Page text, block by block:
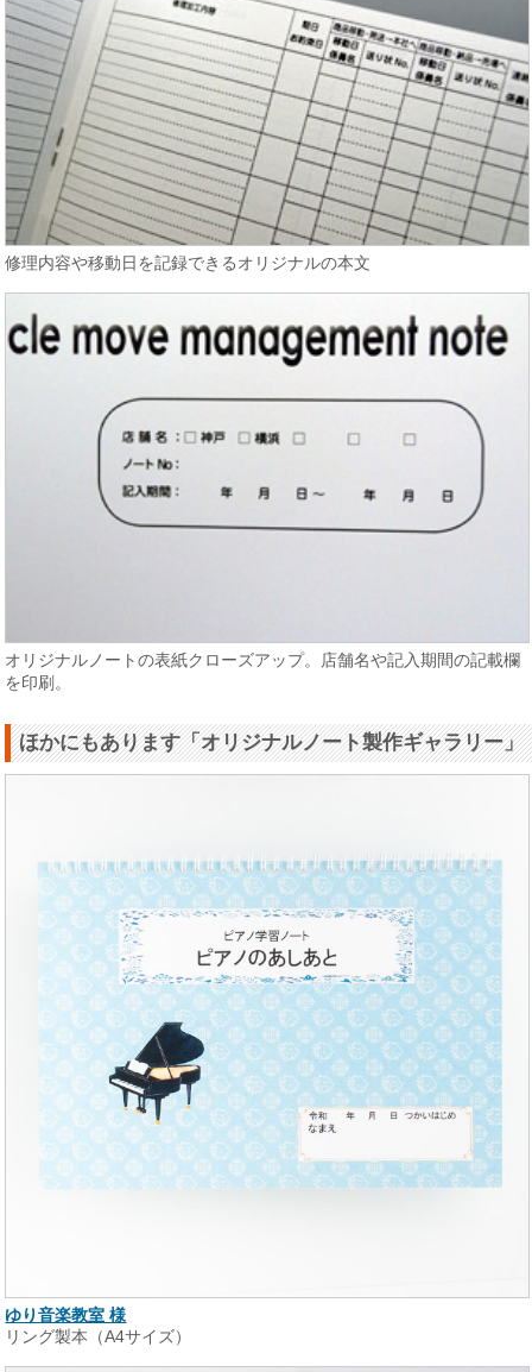
修理内容や移動日を記録できるオリジナルの本文
オリジナルノートの表紙クローズアップ。店舗名や記入期間の記載欄
を印刷。
ほかにもあります「オリジナルノート製作ギャラリー」
ゆり音楽教室 様
リング製本（A4サイズ）